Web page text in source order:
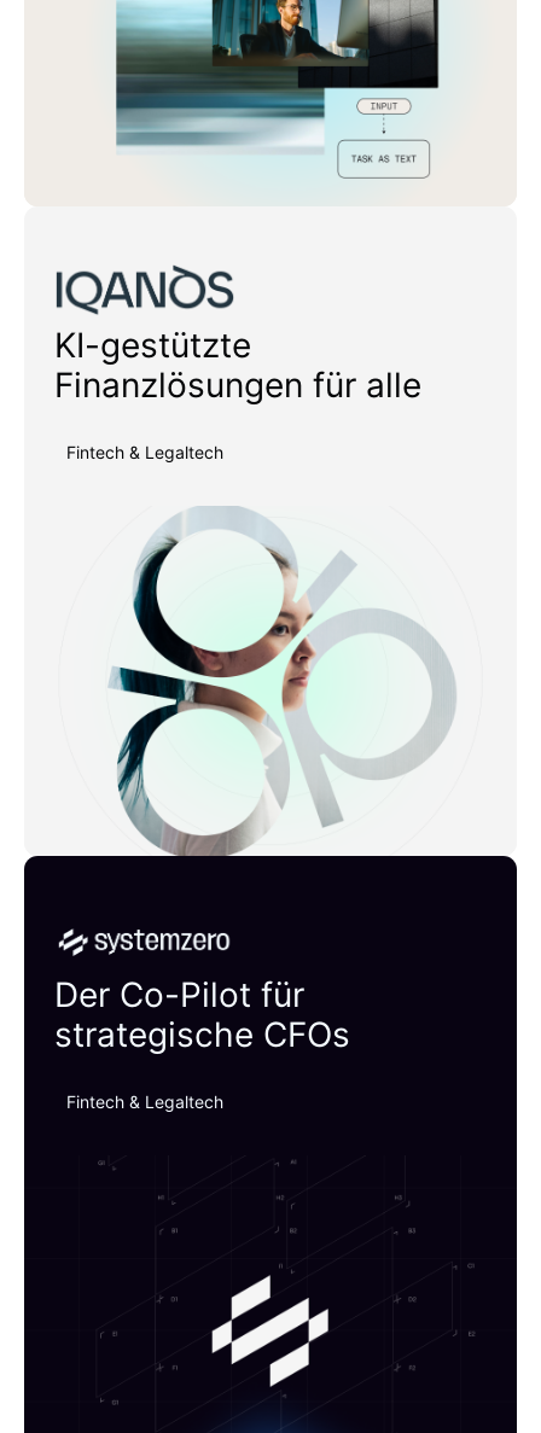
Iqanos
KI-gestützte
Finanzlösungen für alle
Fintech & Legaltech
Systemzero
Der Co-Pilot für
strategische CFOs
Fintech & Legaltech